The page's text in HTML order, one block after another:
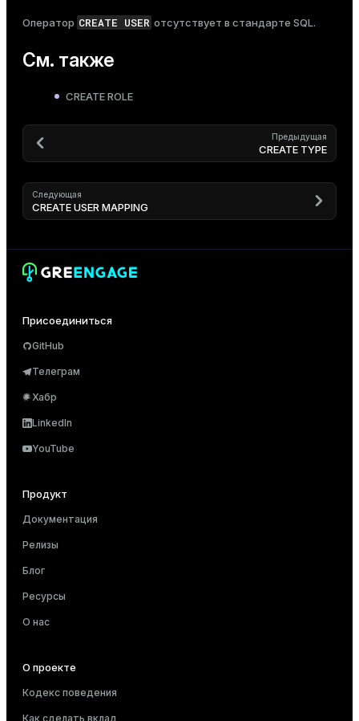
Оператор CREATE USER отсутствует в стандарте SQL.
См. также
CREATE ROLE
Предыдущая
CREATE TYPE
Следующая
CREATE USER MAPPING
Присоединиться
GitHub
Телеграм
Хабр
LinkedIn
YouTube
Продукт
Документация
Релизы
Блог
Ресурсы
О нас
О проекте
Кодекс поведения
Как сделать вклад